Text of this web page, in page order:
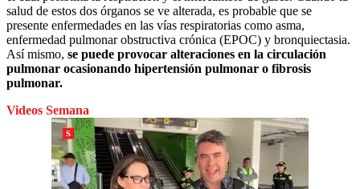
salud de estos dos órganos se ve alterada, es probable que se
presente enfermedades en las vías respiratorias como asma,
enfermedad pulmonar obstructiva crónica (EPOC) y bronquiectasia.
Así mismo, se puede provocar alteraciones en la circulación
pulmonar ocasionando hipertensión pulmonar o fibrosis
pulmonar.
Videos Semana